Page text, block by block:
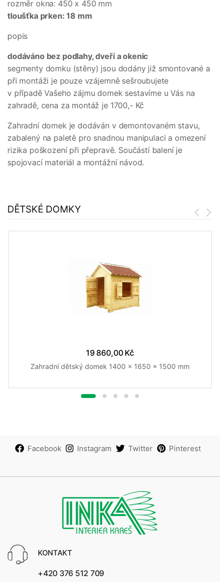
rozměr okna: 450 x 450 mm
tloušťka prken: 18 mm
popis
dodáváno bez podlahy, dveří a okenic
segmenty domku (stěny) jsou dodány již smontované a
při montáži je pouze vzájemně sešroubujete
v případě Vašeho zájmu domek sestavíme u Vás na
zahradě, cena za montáž je 1700,- Kč
Zahradní domek je dodáván v demontovaném stavu,
zabalený na paletě pro snadnou manipulaci a omezení
rizika poškození při přepravě. Součástí balení je
spojovací materiál a montážní návod.
DĚTSKÉ DOMKY
19 860,00 Kč
Zahradní dětský domek 1400 x 1650 x 1500 mm
Facebook Instagram Twitter Pinterest
KONTAKT
+420 376 512 709